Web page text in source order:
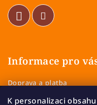
K personalizaci
Informace pro
Doprava a platba